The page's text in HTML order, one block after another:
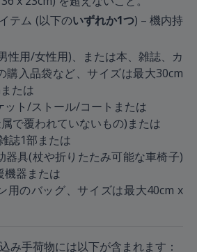
テム (以下のいずれか1つ) – 機内持
性用/女性用)、または本、雑誌、カ
購入品袋など、サイズは最大30cm
たは
ット/ストール/コートまたは
で覆われていないもの)または
誌1部または
器具(杖や折りたたみ可能な車椅子)
機器または
用のバッグ、サイズは最大40cm x
み手荷物には以下が含まれます：